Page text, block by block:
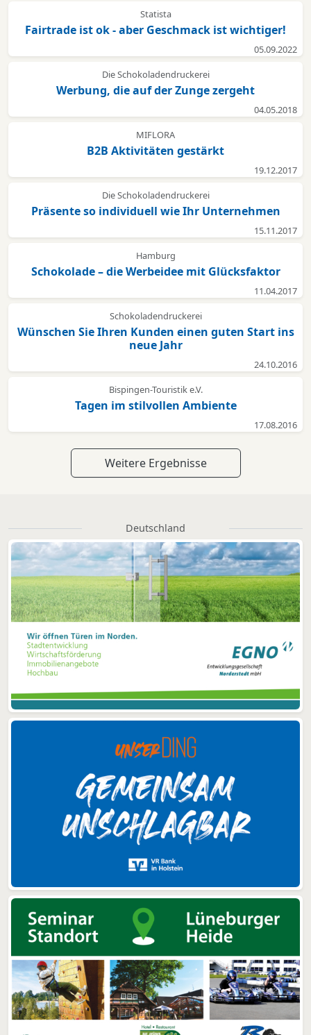
Statista
Fairtrade ist ok - aber Geschmack ist wichtiger!
05.09.2022
Die Schokoladendruckerei
Werbung, die auf der Zunge zergeht
04.05.2018
MIFLORA
B2B Aktivitäten gestärkt
19.12.2017
Die Schokoladendruckerei
Präsente so individuell wie Ihr Unternehmen
15.11.2017
Hamburg
Schokolade – die Werbeidee mit Glücksfaktor
11.04.2017
Schokoladendruckerei
Wünschen Sie Ihren Kunden einen guten Start ins
neue Jahr
24.10.2016
Bispingen-Touristik e.V.
Tagen im stilvollen Ambiente
17.08.2016
Weitere Ergebnisse
Deutschland